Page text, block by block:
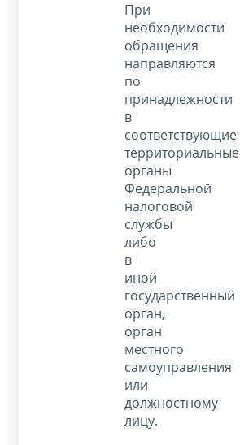
При
необходимости
обращения
направляются
по
принадлежности
в
соответствующие
территориальные
органы
Федеральной
налоговой
службы
либо
в
иной
государственный
орган,
орган
местного
самоуправления
или
должностному
лицу.